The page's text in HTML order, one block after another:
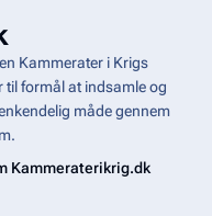
Kammerater i Krigs
til formål at indsamle og
måde gennem
.
Kammeraterikrig.dk